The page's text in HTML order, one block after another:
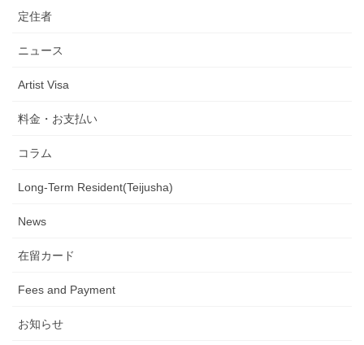
定住者
ニュース
Artist Visa
料金・お支払い
コラム
Long-Term Resident(Teijusha)
News
在留カード
Fees and Payment
お知らせ